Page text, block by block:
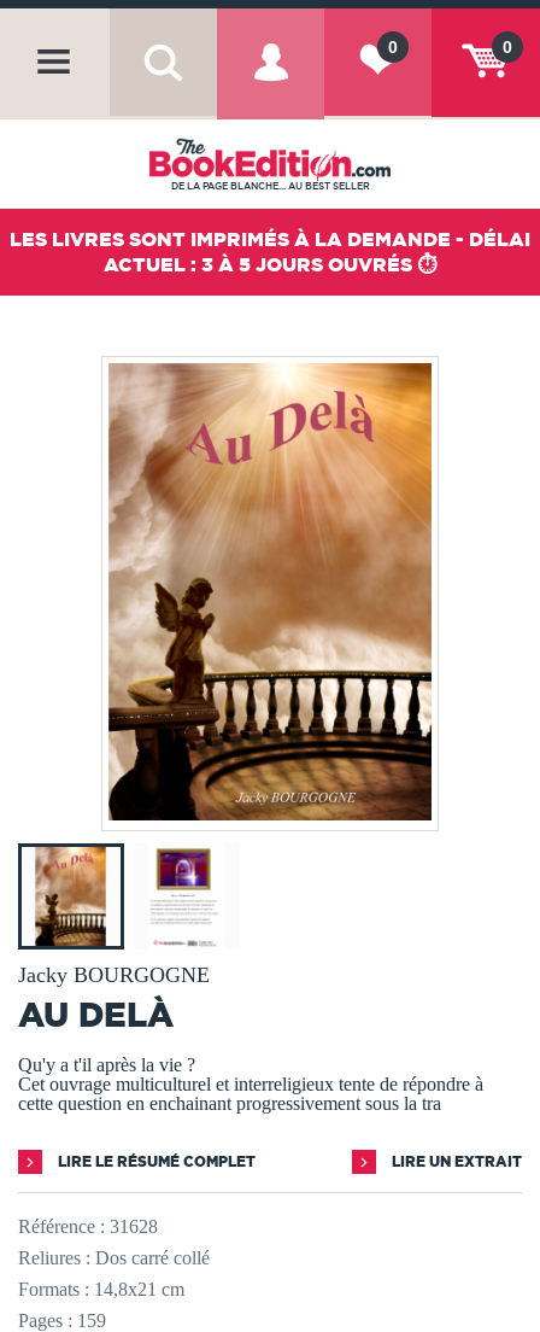
0
0
DE LA PAGE BLANCHE... AU BEST SELLER
LES LIVRES SONT IMPRIMÉS À LA DEMANDE - DÉLAI
ACTUEL : 3 À 5 JOURS OUVRÉS ⏱️
Jacky BOURGOGNE
AU DELÀ
Qu'y a t'il après la vie ?
Cet ouvrage multiculturel et interreligieux tente de répondre à
cette question en enchainant progressivement sous la tra
LIRE LE RÉSUMÉ COMPLET LIRE UN EXTRAIT
Référence : 31628
Reliures : Dos carré collé
Formats : 14,8x21 cm
Pages : 159